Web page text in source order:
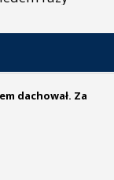
dachował. Za